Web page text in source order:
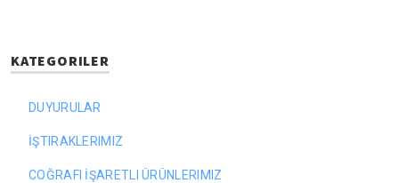
KATEGORILER
DUYURULAR
İŞTIRAKLERIMIZ
COĞRAFI İŞARETLI ÜRÜNLERIMIZ